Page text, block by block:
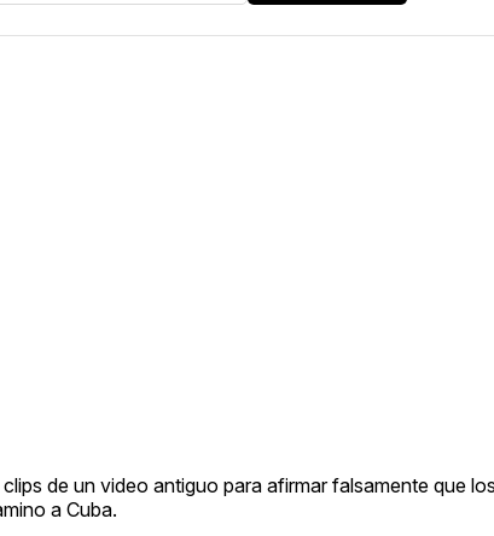
de un video antiguo para afirmar falsamente que
a Cuba.